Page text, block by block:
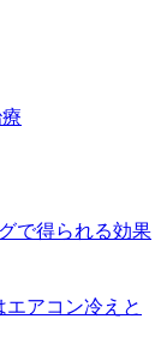
で得られる効果
アコン冷えと